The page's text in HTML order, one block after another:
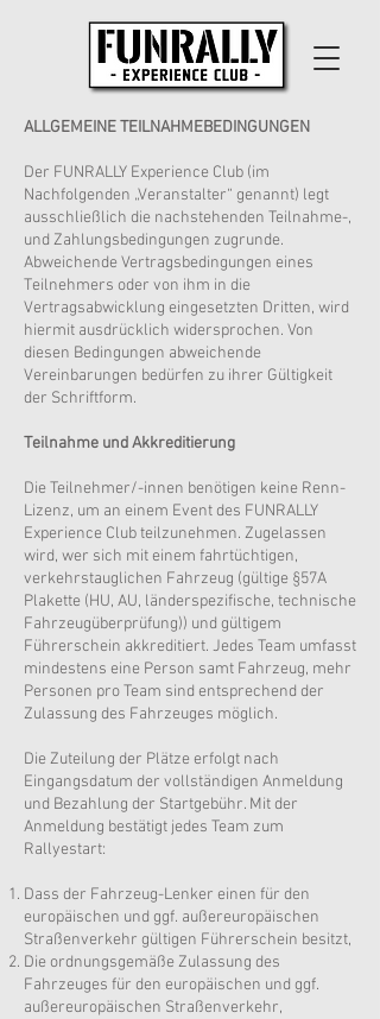
ALLGEMEINE TEILNAHMEBEDINGUNGEN
Der FUNRALLY Experience Club (im
Nachfolgenden „Veranstalter“ genannt) legt
ausschließlich die nachstehenden Teilnahme-,
und Zahlungsbedingungen zugrunde.
Abweichende Vertragsbedingungen eines
Teilnehmers oder von ihm in die
Vertragsabwicklung eingesetzten Dritten, wird
hiermit ausdrücklich widersprochen. Von
diesen Bedingungen abweichende
Vereinbarungen bedürfen zu ihrer Gültigkeit
der Schriftform.
Teilnahme und Akkreditierung
Die Teilnehmer/-innen benötigen keine Renn-
Lizenz, um an einem Event des FUNRALLY
Experience Club teilzunehmen. Zugelassen
wird, wer sich mit einem fahrtüchtigen,
verkehrstauglichen Fahrzeug (gültige §57A
Plakette (HU, AU, länderspezifische, technische
Fahrzeugüberprüfung)) und gültigem
Führerschein akkreditiert. Jedes Team umfasst
mindestens eine Person samt Fahrzeug, mehr
Personen pro Team sind entsprechend der
Zulassung des Fahrzeuges möglich.
Die Zuteilung der Plätze erfolgt nach
Eingangsdatum der vollständigen Anmeldung
und Bezahlung der Startgebühr. Mit der
Anmeldung bestätigt jedes Team zum
Rallyestart:
Dass der Fahrzeug-Lenker einen für den
europäischen und ggf. außereuropäischen
Straßenverkehr gültigen Führerschein besitzt,
Die ordnungsgemäße Zulassung des
Fahrzeuges für den europäischen und ggf.
außereuropäischen Straßenverkehr,